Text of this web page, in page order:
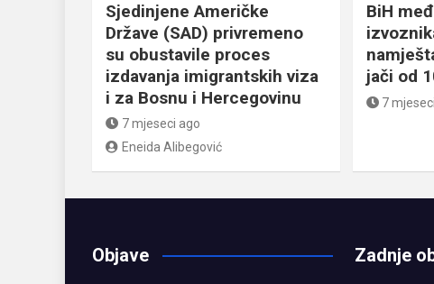
Sjedinjene Američke
Države (SAD) privremeno
su obustavile proces
izdavanja imigrantskih viza
i za Bosnu i Hercegovinu
7 mjeseci ago
Eneida Alibegović
BiH
jači od
7
Objave Zadnje